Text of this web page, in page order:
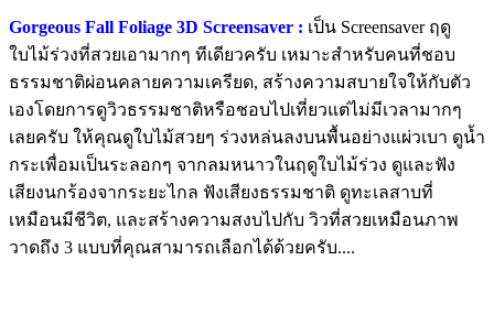
Gorgeous Fall Foliage 3D Screensaver : เป็น Screensaver ฤดู
ใบไม้ร่วงที่สวยเอามากๆ ทีเดียวครับ เหมาะสำหรับคนที่ชอบ
ธรรมชาติผ่อนคลายความเครียด, สร้างความสบายใจให้กับตัว
เองโดยการดูวิวธรรมชาติหรือชอบไปเที่ยวแต่ไม่มีเวลามากๆ
เลยครับ ให้คุณดูใบไม้สวยๆ ร่วงหล่นลงบนพื้นอย่างแผ่วเบา ดูน้ำ
กระเพื่อมเป็นระลอกๆ จากลมหนาวในฤดูใบไม้ร่วง ดูและฟัง
เสียงนกร้องจากระยะไกล ฟังเสียงธรรมชาติ ดูทะเลสาบที่
เหมือนมีชีวิต, และสร้างความสงบไปกับ วิวที่สวยเหมือนภาพ
วาดถึง 3 แบบที่คุณสามารถเลือกได้ด้วยครับ....